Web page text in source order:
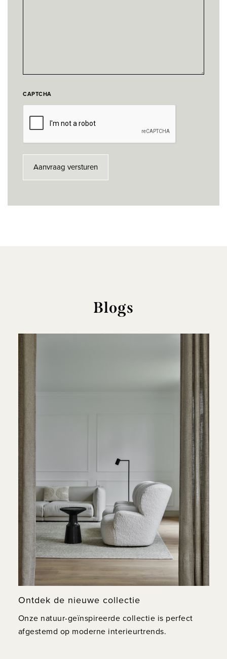
CAPTCHA
Blogs
Ontdek de nieuwe collectie
Onze natuur-geïnspireerde collectie is perfect
afgestemd op moderne interieurtrends.